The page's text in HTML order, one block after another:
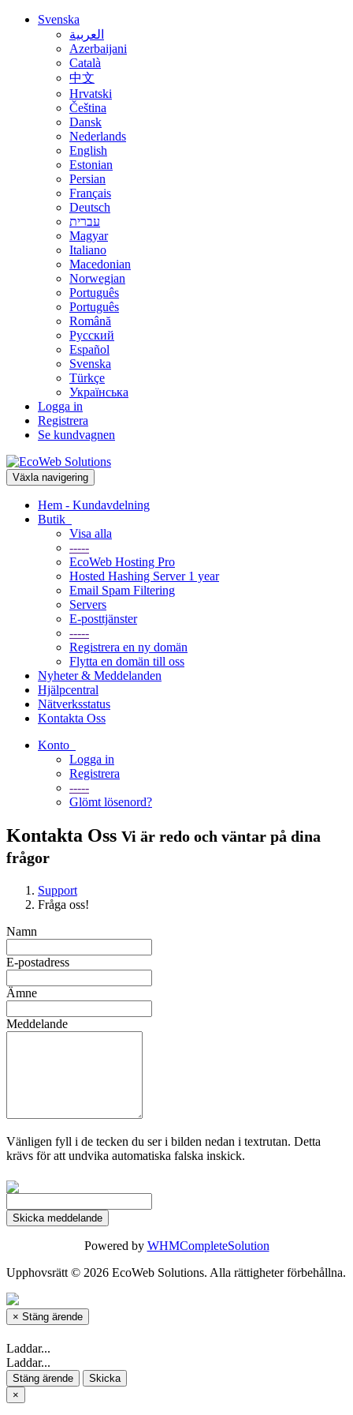
Svenska
العربية
Azerbaijani
Català
中文
Hrvatski
Čeština
Dansk
Nederlands
English
Estonian
Persian
Français
Deutsch
עברית
Magyar
Italiano
Macedonian
Norwegian
Português
Português
Română
Русский
Español
Svenska
Türkçe
Українська
Logga in
Registrera
Se kundvagnen
Växla navigering
Hem - Kundavdelning
Butik
Visa alla
-----
EcoWeb Hosting Pro
Hosted Hashing Server 1 year
Email Spam Filtering
Servers
E-posttjänster
-----
Registrera en ny domän
Flytta en domän till oss
Nyheter & Meddelanden
Hjälpcentral
Nätverksstatus
Kontakta Oss
Konto
Logga in
Registrera
-----
Glömt lösenord?
Kontakta Oss Vi är redo och väntar på dina
frågor
Support
Fråga oss!
Namn
E-postadress
Ämne
Meddelande
Vänligen fyll i de tecken du ser i bilden nedan i textrutan. Detta
krävs för att undvika automatiska falska inskick.
Skicka meddelande
Powered by WHMCompleteSolution
Upphovsrätt © 2026 EcoWeb Solutions. Alla rättigheter förbehållna.
× Stäng ärende
Laddar...
Laddar...
Stäng ärende
Skicka
×